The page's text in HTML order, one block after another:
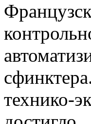
технико-